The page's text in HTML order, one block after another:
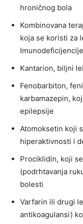
hroničnog bola
Kombinovana
koja se koristi za
Kantarion, biljni
Fenobarbiton,
karbamazepin,
epilepsije
Atomoksetin koji
hiperaktivnosti i
Prociklidin, koji
(podrhtavanja
bolesti
Varfarin ili drugi
antikoagulansi)